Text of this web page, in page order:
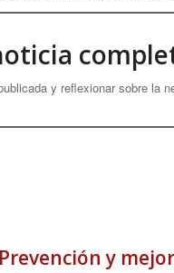
y reflexionar sobre la
y